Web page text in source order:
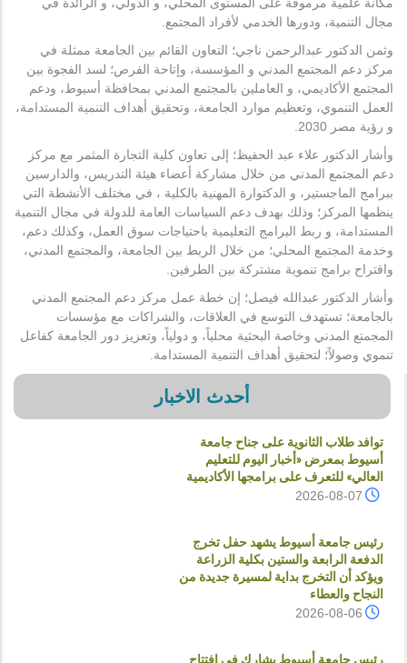
مكانة علمية مرموقة على المستوى المحلي، و الدولي، و الرائدة في
مجال التنمية، ودورها الخدمي لأفراد المجتمع.
وثمن الدكتور عبدالرحمن ناجي؛ التعاون القائم بين الجامعة ممثلة في
مركز دعم المجتمع المدني و المؤسسة، وإتاحة الفرص؛ لسد الفجوة بين
المجتمع الأكاديمي، و العاملين بالمجتمع المدني بمحافظة أسيوط، ودعم
العمل التنموي، وتعظيم موارد الجامعة، وتحقيق أهداف التنمية المستدامة،
و رؤية مصر 2030.
وأشار الدكتور علاء عبد الحفيظ؛ إلى تعاون كلية التجارة المثمر مع مركز
دعم المجتمع المدني من خلال مشاركة أعضاء هيئة التدريس، والدارسين
ببرامج الماجستير، و الدكتوارة المهنية بالكلية ، في مختلف الأنشطة التي
ينظمها المركز؛ وذلك بهدف دعم السياسات العامة للدولة في مجال التنمية
المستدامة، و ربط البرامج التعليمية باحتياجات سوق العمل، وكذلك دعم،
وخدمة المجتمع المحلي؛ من خلال الربط بين الجامعة، والمجتمع المدني،
واقتراح برامج تنموية مشتركة بين الطرفين.
وأشار الدكتور عبدالله فيصل؛ إن خطة عمل مركز دعم المجتمع المدني
بالجامعة؛ تستهدف التوسع في العلاقات، والشراكات مع مؤسسات
المجمتع المدني وخاصة البحثية محلياً، و دولياً، وتعزيز دور الجامعة كفاعل
تنموي وصولاً؛ لتحقيق أهداف التنمية المستدامة.
أحدث الاخبار
توافد طلاب الثانوية على جناح جامعة
أسيوط بمعرض «أخبار اليوم للتعليم
العالي» للتعرف على برامجها الأكاديمية
2026-08-07
رئيس جامعة أسيوط يشهد حفل تخرج
الدفعة الرابعة والستين بكلية الزراعة
ويؤكد أن التخرج بداية لمسيرة جديدة من
النجاح والعطاء
2026-08-06
رئيس جامعة أسيوط يشارك في افتتاح